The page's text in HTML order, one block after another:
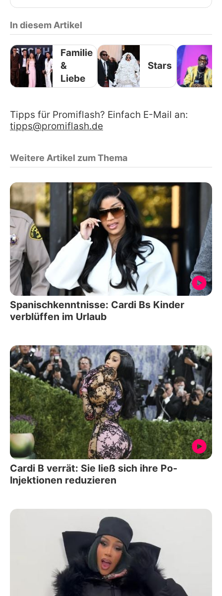
In diesem Artikel
Familie
&
Liebe
Stars
Tipps für Promiflash? Einfach E-Mail an:
tipps@promiflash.de
Weitere Artikel zum Thema
Spanischkenntnisse: Cardi Bs Kinder
verblüffen im Urlaub
Cardi B verrät: Sie ließ sich ihre Po-
Injektionen reduzieren